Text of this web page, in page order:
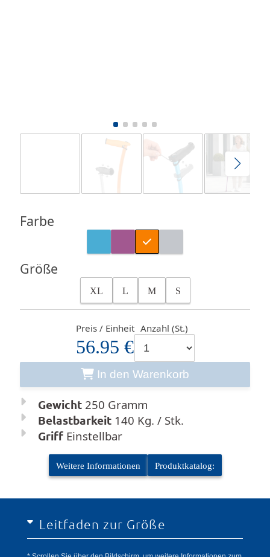
Farbe
Größe
XL L M S
Preis / Einheit
56.95 €
Anzahl (St.)
In den Warenkorb
Gewicht250 Gramm
Belastbarkeit140 Kg. / Stk.
GriffEinstellbar
Weitere Informationen Produktkatalog:
Leitfaden zur Größe